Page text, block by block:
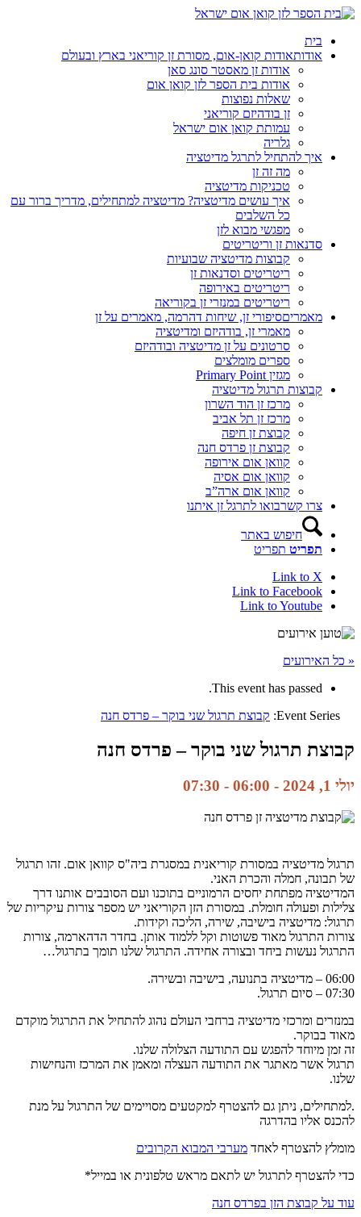
בית
אודותאודות קואן-אום, מסורת זן קוריאני בארץ ובעולם
אודות זן מאסטר סונג סאן
אודות בית הספר לזן קואן אום
שאלות נפוצות
זן בודהיזם קוריאני
עמותת קואן אום ישראל
גלריה
איך להתחיל לתרגל מדיטציה
מה זה זן
טכניקות מדיטציה
איך עושים מדיטציה? מדיטציה למתחילים, מדריך ברור עם
כל השלבים
מפגשי מבוא לזן
סדנאות זן וריטריטים
קבוצות מדיטציה שבועיות
ריטריטים וסדנאות זן
ריטריטים באירופה
ריטריטים במנזרי זן בקוריאה
מאמריםסיפורי זן, שיחות דהרמה, מאמרים על זן
מאמרי זן, בודהיזם ומדיטציה
סרטונים על זן מדיטציה ובודהיזם
ספרים מומלצים
מגזין Primary Point
קבוצות תרגול מדיטציה
מרכז זן הוד השרון
מרכז זן תל אביב
קבוצת זן חיפה
קבוצת זן פרדס חנה
קוואן אום אירופה
קוואן אום אסיה
קוואן אום ארה”ב
צרו קשרבואו לתרגל זן איתנו
חיפוש באתר
תפריט תפריט
Link to X
Link to Facebook
Link to Youtube
« כל האירועים
This event has passed.
Event Series: קבוצת תרגול שני בוקר – פרדס חנה
קבוצת תרגול שני בוקר – פרדס חנה
יולי 1, 2024 - 06:00 -
07:30
תרגול מדיטציה במסורת קוריאנית במסגרת ביה"ס קוואן אום. זהו תרגול
של תבונה, חמלה והכרת האני.
המדיטציה מפתחת יחסים הרמוניים בתוכנו ועם הסובבים אותנו דרך
צלילות ופעולה חומלת. במסורת הזן הקוריאני יש מספר צורות עיקריות של
תרגול: מדיטציה בישיבה, שירה, הליכה וקידות.
צורות התרגול מאוד פשוטות וקל ללמוד אותן. בחדר הדהארמה, צורות
התרגול נעשות ביחד ובצורה אחידה. התרגול שלנו תומך בתרגול…
06:00 – מדיטציה בתנועה, בישיבה ובשירה.
07:30 – סיום תרגול.
במנזרים ומרכזי מדיטציה ברחבי העולם נהוג להתחיל את התרגול מוקדם
מאוד בבוקר.
זה זמן מיוחד להפגש עם התודעה הצלולה שלנו.
תרגול אשר מאתגר את התודעה העצלה ומאמן את המרכז והנחישות
שלנו.
.למתחילים, ניתן גם להצטרף למקטעים מסויימים של התרגול על מנת
להכנס אליו בהדרגה
מומלץ להצטרף לאחד מערבי המבוא הקרובים
כדי להצטרף לתרגול יש לתאם מראש טלפונית או במייל*
עוד על קבוצת הזן בפרדס חנה